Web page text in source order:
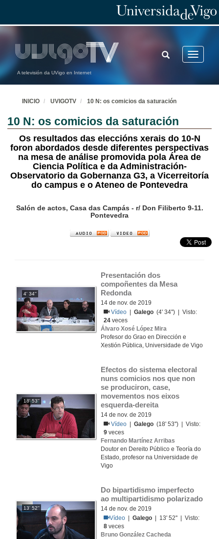
A televisión da UVigo en Internet
Toggle
TOGGLE
SEARCH
INICIO UVIGOTV 10 N: os comicios da saturación
10 N: os comicios da saturación
Os resultados das eleccións xerais do 10-N
foron abordados desde diferentes perspectivas
na mesa de análise promovida pola Área de
Ciencia Política e da Administración-
Observatorio da Gobernanza G3, a Vicerreitoría
do campus e o Ateneo de Pontevedra
Salón de actos, Casa das Campás - r/ Don Filiberto 9-11.
Pontevedra
4' 34''
Presentación dos
compoñentes da Mesa
Redonda
14 de nov. de 2019
Vídeo
|Galego (4' 34'') | Visto:
24 veces
Álvaro Xosé López Mira
Profesor do Grao en Dirección e
Xestión Pública, Universidade de Vigo
18' 53''
Efectos do sistema electoral
nuns comicios nos que non
se produciron, case,
movementos nos eixos
esquerda-dereita
14 de nov. de 2019
Vídeo
|Galego (18' 53'') | Visto:
9 veces
Fernando Martínez Arribas
Doutor en Dereito Público e Teoría do
Estado, profesor na Universidade de
Vigo
13' 52''
Do bipartidismo imperfecto
ao multipartidismo polarizado
14 de nov. de 2019
Vídeo |Galego | 13' 52'' | Visto:
8 veces
Bruno González Cacheda